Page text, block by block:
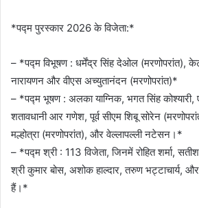
*पद्म पुरस्कार 2026 के विजेता:*
– *पद्म विभूषण : धर्मेंद्र सिंह देओल (मरणोपरांत),
नारायणन और वीएस अच्युतानंदन (मरणोपरांत)*
– *पद्म भूषण : अलका याग्निक, भगत सिंह
शतावधानी आर गणेश, पूर्व सीएम शिबू सोरेन
मल्होत्रा ​​(मरणोपरांत), और वेल्लापल्ली नटेसन।*
– *पद्म श्री : 113 विजेता, जिनमें रोहित शर्मा,
श्री कुमार बोस, अशोक हाल्दार, तरुण भट्टाचार्य,
हैं।*